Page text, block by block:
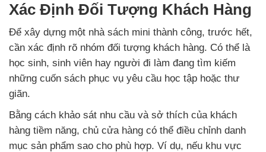
Xác Định Đối Tượng Khách Hàng
Để xây dựng một nhà sách mini thành công, trước hết,
cần xác định rõ nhóm đối tượng khách hàng. Có thể là
học sinh, sinh viên hay người đi làm đang tìm kiếm
những cuốn sách phục vụ yêu cầu học tập hoặc thư
giãn.
Bằng cách khảo sát nhu cầu và sở thích của khách
hàng tiềm năng, chủ cửa hàng có thể điều chỉnh danh
mục sản phẩm sao cho phù hợp. Ví dụ, nếu khu vực